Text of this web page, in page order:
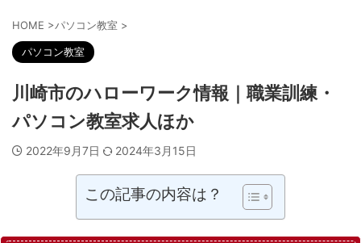
HOME >パソコン教室 >
パソコン教室
川崎市のハローワーク情報｜職業訓練・
パソコン教室求人ほか
2022年9月7日 2024年3月15日
この記事の内容は？